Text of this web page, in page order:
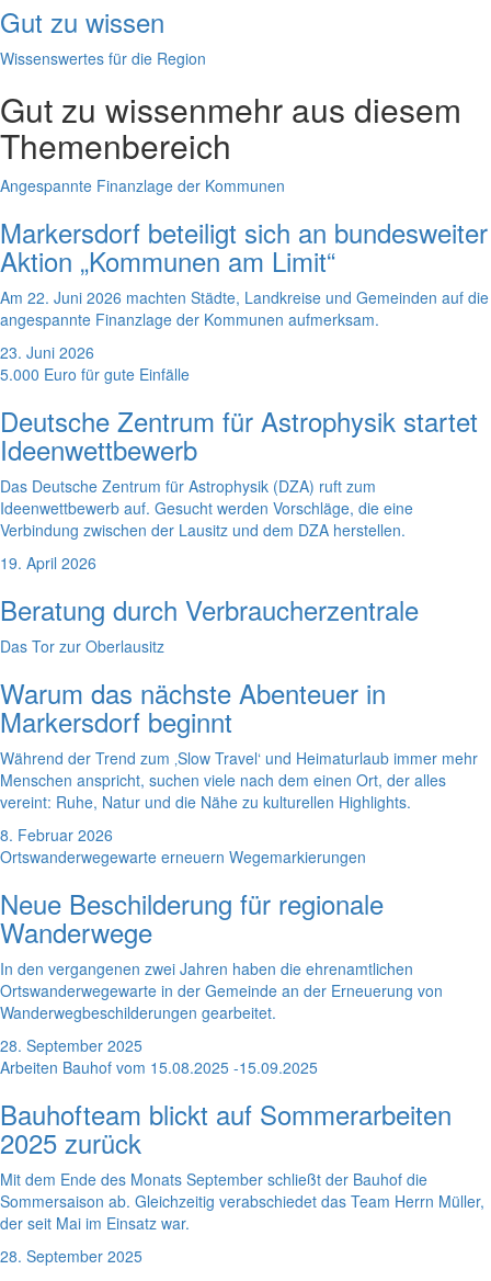
Gut zu wissen
Wissenswertes für die Region
Gut zu wissenmehr aus diesem
Themenbereich
Angespannte Finanzlage der Kommunen
Markersdorf beteiligt sich an bundesweiter
Aktion „Kommunen am Limit“
Am 22. Juni 2026 machten Städte, Landkreise und Gemeinden auf die
angespannte Finanzlage der Kommunen aufmerksam.
23. Juni 2026
5.000 Euro für gute Einfälle
Deutsche Zentrum für Astrophysik startet
Ideenwettbewerb
Das Deutsche Zentrum für Astrophysik (DZA) ruft zum
Ideenwettbewerb auf. Gesucht werden Vorschläge, die eine
Verbindung zwischen der Lausitz und dem DZA herstellen.
19. April 2026
Beratung durch Verbraucherzentrale
Das Tor zur Oberlausitz
Warum das nächste Abenteuer in
Markersdorf beginnt
Während der Trend zum ‚Slow Travel‘ und Heimaturlaub immer mehr
Menschen anspricht, suchen viele nach dem einen Ort, der alles
vereint: Ruhe, Natur und die Nähe zu kulturellen Highlights.
8. Februar 2026
Ortswanderwegewarte erneuern Wegemarkierungen
Neue Beschilderung für regionale
Wanderwege
In den vergangenen zwei Jahren haben die ehrenamtlichen
Ortswanderwegewarte in der Gemeinde an der Erneuerung von
Wanderwegbeschilderungen gearbeitet.
28. September 2025
Arbeiten Bauhof vom 15.08.2025 -15.09.2025
Bauhofteam blickt auf Sommerarbeiten
2025 zurück
Mit dem Ende des Monats September schließt der Bauhof die
Sommersaison ab. Gleichzeitig verabschiedet das Team Herrn Müller,
der seit Mai im Einsatz war.
28. September 2025